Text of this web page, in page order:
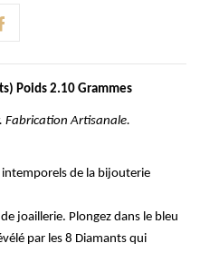
Poids2.10 Grammes
Fabrication Artisanale.
de la bijouterie
joaillerie. Plongez dans le bleu
par les 8 Diamants qui